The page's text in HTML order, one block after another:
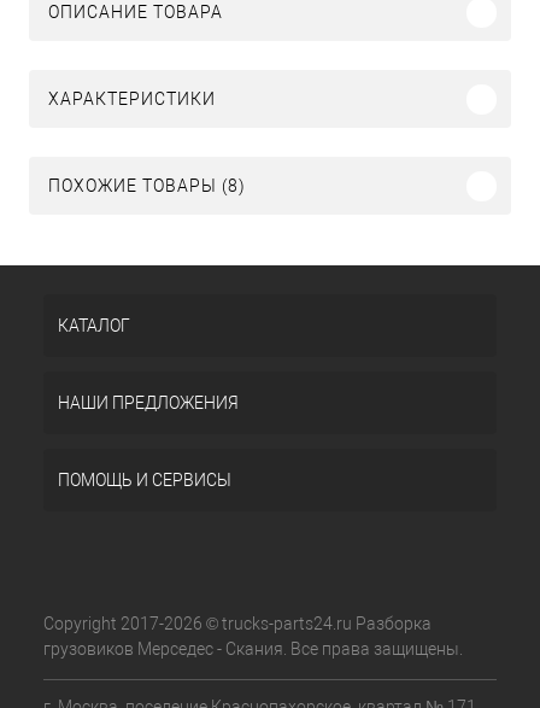
ОПИСАНИЕ ТОВАРА
ХАРАКТЕРИСТИКИ
ПОХОЖИЕ ТОВАРЫ (8)
КАТАЛОГ
НАШИ ПРЕДЛОЖЕНИЯ
ПОМОЩЬ И СЕРВИСЫ
Copyright 2017-2026 © trucks-parts24.ru Разборка
грузовиков Мерседес - Скания. Все права защищены.